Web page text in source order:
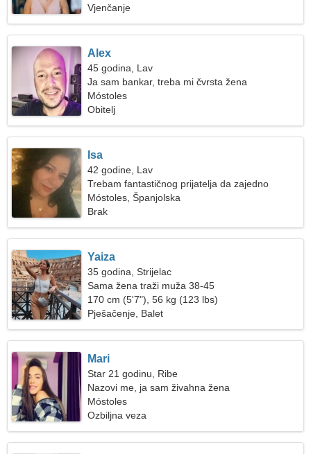
Vjenčanje
Alex
45 godina, Lav
Ja sam bankar, treba mi čvrsta žena
Móstoles
Obitelj
Isa
42 godine, Lav
Trebam fantastičnog prijatelja da zajedno
skijamo
Móstoles, Španjolska
Brak
Yaiza
35 godina, Strijelac
Sama žena traži muža 38-45
170 cm (5'7"), 56 kg (123 lbs)
Pješačenje, Balet
Mari
Star 21 godinu, Ribe
Nazovi me, ja sam živahna žena
Móstoles
Ozbiljna veza